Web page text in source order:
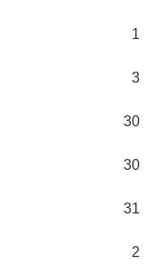
1
3
30
30
31
2